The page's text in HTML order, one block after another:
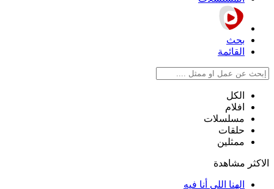
بحث
القائمة
الكل
افلام
مسلسلات
حلقات
ممثلين
الاكثر مشاهدة
الهنا اللي أنا فيه